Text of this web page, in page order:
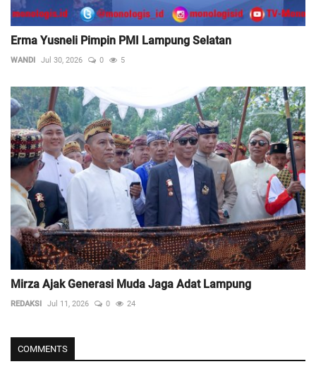
Erma Yusneli Pimpin PMI Lampung Selatan
WANDI Jul 30, 2026 0 5
Mirza Ajak Generasi Muda Jaga Adat Lampung
REDAKSI Jul 11, 2026 0 24
COMMENTS